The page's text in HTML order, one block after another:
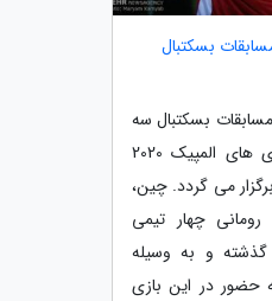
بسکتبال
بسکتبال سه
به سه بانوان در بازی های المپیک 2020
حضور 8 تیم برگزار می گردد. چین،
چهار تیمی
و به وسیله
حضور در این بازی